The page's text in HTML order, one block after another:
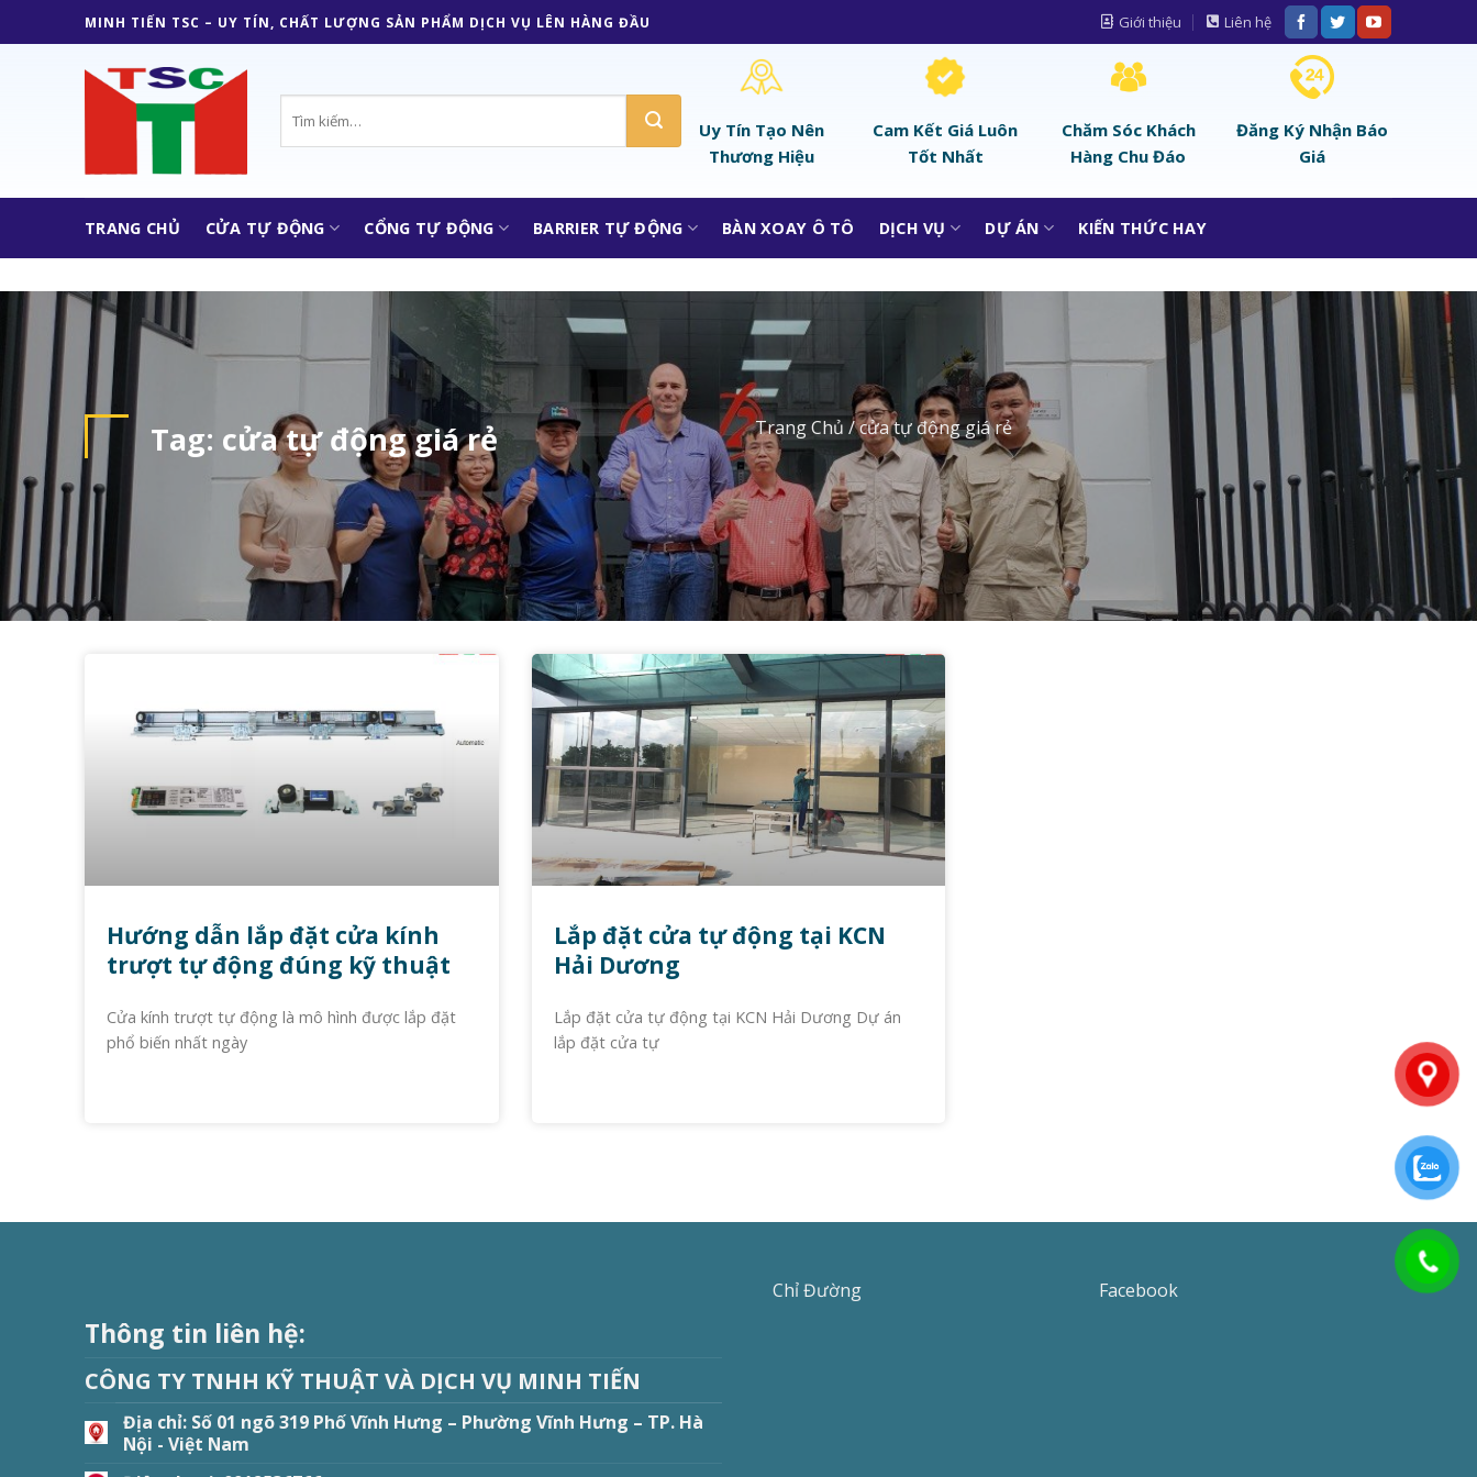
to
MINH TIẾN TSC – UY TÍN, CHẤT LƯỢNG SẢN PHẨM DỊCH VỤ LÊN HÀNG ĐẦU Giới thiệu Liên hệ
kiếm:
Uy Tín Tạo Nên
Thương Hiệu
Cam Kết Giá Luôn
Tốt Nhất
Chăm Sóc Khách
Hàng Chu Đáo
Đăng Ký Nhận Báo
Giá
TRANG CHỦ CỬA TỰ ĐỘNG CỔNG TỰ ĐỘNG BARRIER TỰ ĐỘNG BÀN XOAY Ô TÔ DỊCH VỤ DỰ ÁN KIẾN THỨC HAY
Tag: cửa tự động giá rẻ Trang Chủ /cửa tự động giá rẻ
Hướng dẫn lắp đặt cửa kính
trượt tự động đúng kỹ thuật
Cửa kính trượt tự động là mô hình được lắp đặt
phổ biến nhất ngày
Lắp đặt cửa tự động tại KCN
Hải Dương
Lắp đặt cửa tự động tại KCN Hải Dương Dự án
lắp đặt cửa tự
Thông tin liên hệ:
CÔNG TY TNHH KỸ THUẬT VÀ DỊCH VỤ MINH TIẾN
Địa chỉ: Số 01 ngõ 319 Phố Vĩnh Hưng – Phường Vĩnh Hưng – TP. Hà
Nội - Việt Nam
Chỉ Đường Facebook